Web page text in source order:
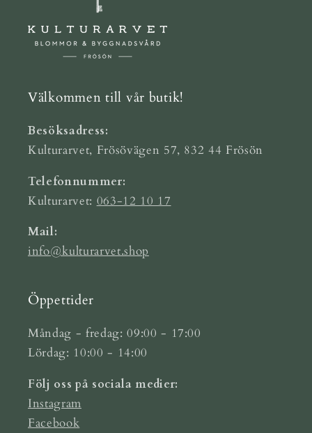
Välkommen till vår butik!
Besöksadress:
Kulturarvet, Frösövägen 57, 832 44 Frösön
Telefonnummer:
Kulturarvet: 063-12 10 17
Mail:
info@kulturarvet.shop
Öppettider
Måndag - fredag: 09:00 - 17:00
Lördag: 10:00 - 14:00
Följ oss på sociala medier:
Instagram
Facebook